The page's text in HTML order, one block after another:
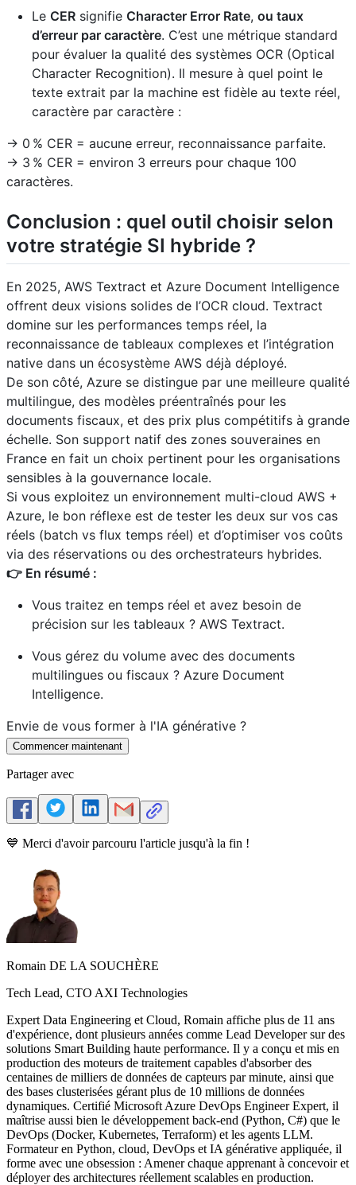
Le CER signifie Character Error Rate, ou taux
d’erreur par caractère. C’est une métrique standard
pour évaluer la qualité des systèmes OCR (Optical
Character Recognition). Il mesure à quel point le
texte extrait par la machine est fidèle au texte réel,
caractère par caractère :
-> 0 % CER = aucune erreur, reconnaissance parfaite.
-> 3 % CER = environ 3 erreurs pour chaque 100
caractères.
Conclusion : quel outil choisir selon
votre stratégie SI hybride ?
En 2025, AWS Textract et Azure Document Intelligence
offrent deux visions solides de l’OCR cloud. Textract
domine sur les performances temps réel, la
reconnaissance de tableaux complexes et l’intégration
native dans un écosystème AWS déjà déployé.
De son côté, Azure se distingue par une meilleure qualité
multilingue, des modèles préentraînés pour les
documents fiscaux, et des prix plus compétitifs à grande
échelle. Son support natif des zones souveraines en
France en fait un choix pertinent pour les organisations
sensibles à la gouvernance locale.
Si vous exploitez un environnement multi-cloud AWS +
Azure, le bon réflexe est de tester les deux sur vos cas
réels (batch vs flux temps réel) et d’optimiser vos coûts
via des réservations ou des orchestrateurs hybrides.
👉 En résumé :
Vous traitez en temps réel et avez besoin de
précision sur les tableaux ? AWS Textract.
Vous gérez du volume avec des documents
multilingues ou fiscaux ? Azure Document
Intelligence.
Envie de vous former à l'IA générative ?
Commencer maintenant
Partager avec
💙 Merci d'avoir parcouru l'article jusqu'à la fin !
Romain DE LA SOUCHÈRE
Tech Lead, CTO AXI Technologies
Expert Data Engineering et Cloud, Romain affiche plus de 11 ans
d'expérience, dont plusieurs années comme Lead Developer sur des
solutions Smart Building haute performance. Il y a conçu et mis en
production des moteurs de traitement capables d'absorber des
centaines de milliers de données de capteurs par minute, ainsi que
des bases clusterisées gérant plus de 10 millions de données
dynamiques. Certifié Microsoft Azure DevOps Engineer Expert, il
maîtrise aussi bien le développement back-end (Python, C#) que le
DevOps (Docker, Kubernetes, Terraform) et les agents LLM.
Formateur en Python, cloud, DevOps et IA générative appliquée, il
forme avec une obsession : Amener chaque apprenant à concevoir et
déployer des architectures réellement scalables en production.